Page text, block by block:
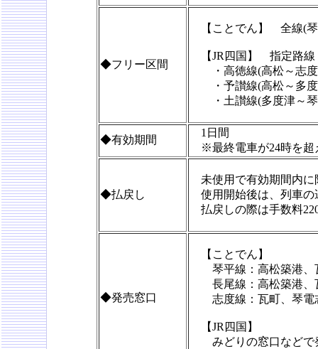
◆フリー区間
【ことでん】 全線(琴
【JR四国】 指定路線
・高徳線(高松～志
・予讃線(高松～多度
・土讃線(多度津～琴
◆有効期間
1日間
※最終電車が24時を超
◆払戻し
未使用で有効期間内に
使用開始後は、列車の
払戻しの際は手数料
◆発売窓口
【ことでん】
琴平線：高松築港、
長尾線：高松築港、
志度線：瓦町、琴電
【JR四国】
みどりの窓口などで